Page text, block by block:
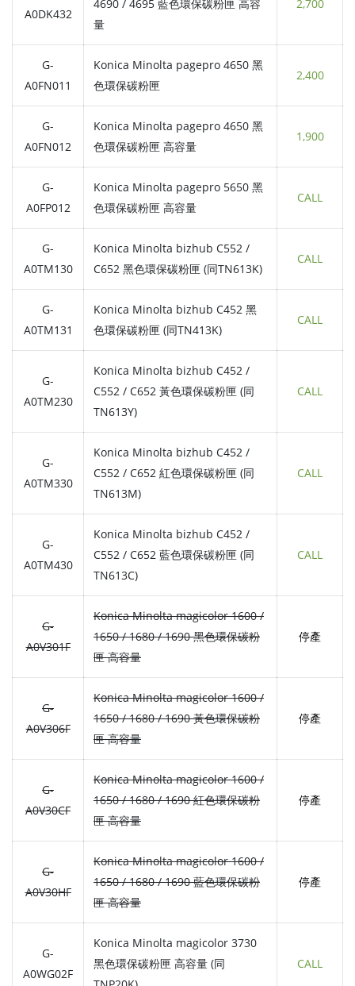
A0DK432
4690 / 4695 藍色環保碳粉匣 高容
量
2,700
G-
A0FN011
Konica Minolta pagepro 4650 黑
色環保碳粉匣
2,400
G-
A0FN012
Konica Minolta pagepro 4650 黑
色環保碳粉匣 高容量
1,900
G-
A0FP012
Konica Minolta pagepro 5650 黑
色環保碳粉匣 高容量
CALL
G-
A0TM130
Konica Minolta bizhub C552 /
C652 黑色環保碳粉匣 (同TN613K)
CALL
G-
A0TM131
Konica Minolta bizhub C452 黑
色環保碳粉匣 (同TN413K)
CALL
G-
A0TM230
Konica Minolta bizhub C452 /
C552 / C652 黃色環保碳粉匣 (同
TN613Y)
CALL
G-
A0TM330
Konica Minolta bizhub C452 /
C552 / C652 紅色環保碳粉匣 (同
TN613M)
CALL
G-
A0TM430
Konica Minolta bizhub C452 /
C552 / C652 藍色環保碳粉匣 (同
TN613C)
CALL
G-
A0V301F
Konica Minolta magicolor 1600 /
1650 / 1680 / 1690 黑色環保碳粉
匣 高容量
停產
G-
A0V306F
Konica Minolta magicolor 1600 /
1650 / 1680 / 1690 黃色環保碳粉
匣 高容量
停產
G-
A0V30CF
Konica Minolta magicolor 1600 /
1650 / 1680 / 1690 紅色環保碳粉
匣 高容量
停產
G-
A0V30HF
Konica Minolta magicolor 1600 /
1650 / 1680 / 1690 藍色環保碳粉
匣 高容量
停產
G-
A0WG02F
Konica Minolta magicolor 3730
黑色環保碳粉匣 高容量 (同
CALL